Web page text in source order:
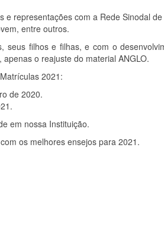
representações com a Rede Sinodal
entre outros.
seus filhos e filhas, e com o
o reajuste do material ANGLO.
2021:
de 2020.
em nossa Instituição.
os melhores ensejos para 2021.